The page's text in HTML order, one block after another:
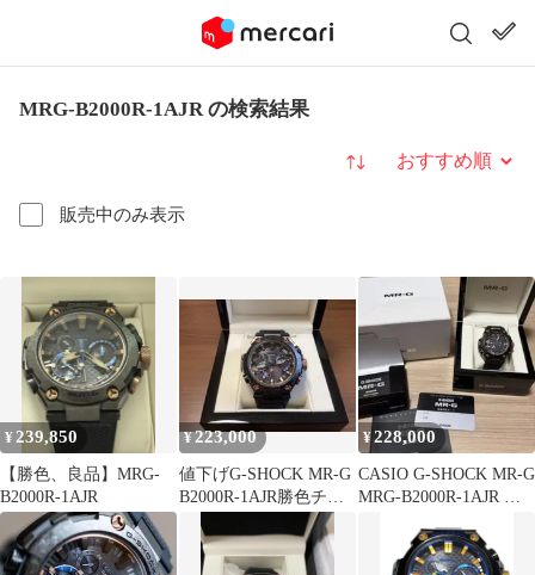
MRG-B2000R-1AJR の検索結果
販売中のみ表示
並び替え
¥ 239,850
【勝色、良品】MRG-
B2000R-1AJR
¥223,000
値下げG-SHOCK MR-G
B2000R-1AJR勝色チタ
¥228,000
CASIO G-SHOCK MR-G
MRG-B2000R-1AJR 勝